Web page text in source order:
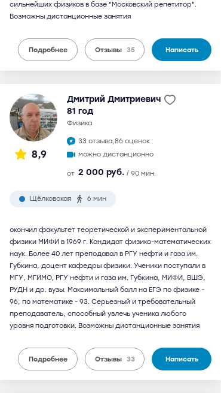
сильнейших физиков в базе "Московский репетитор".
Возможны дистанционные занятия
Подробнее Отзывы 35 Написать
8,9
Дмитрий Дмитриевич
81 год
физика
33 отзыва,86 оценок
можно дистанционно
от 2 000 руб. / 90 мин.
Щёлковская 6 мин
окончил факультет теоретической и экспериментальной
физики МИФИ в 1969 г. Кандидат физико-математических
наук. Более 40 лет преподавал в РГУ нефти и газа им.
Губкина, доцент кафедры физики. Ученики поступали в
МГУ, МГИМО, РГУ нефти и газа им. Губкина, МИФИ, ВШЭ,
РУДН и др. вузы. Максимальный балл на ЕГЭ по физике -
96, по математике - 93. Серьезный и требовательный
преподаватель, способный увлечь ученика любого
уровня подготовки. Возможны дистанционные занятия
Подробнее Отзывы 33 Написать